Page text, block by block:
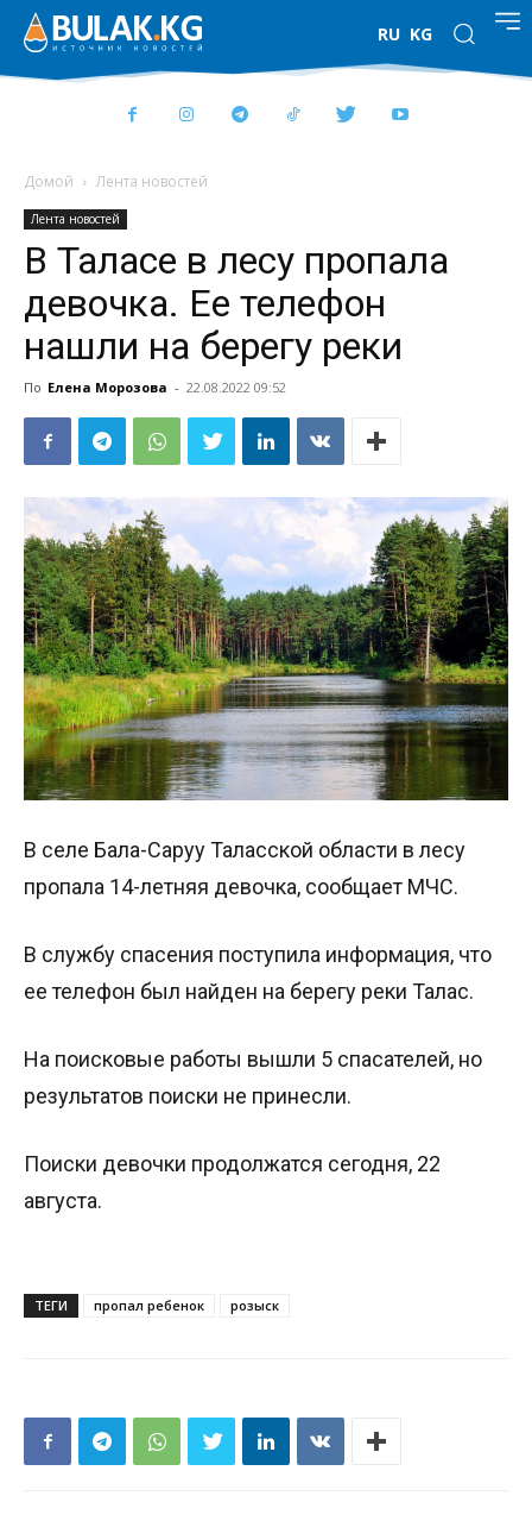
RU KG
Домой Лента новостей
Лента новостей
В Таласе в лесу пропала
девочка. Ее телефон
нашли на берегу реки
По Елена Морозова - 22.08.2022 09:52
В селе Бала-Саруу Таласской области в лесу
пропала 14-летняя девочка, сообщает МЧС.
В службу спасения поступила информация, что
ее телефон был найден на берегу реки Талас.
На поисковые работы вышли 5 спасателей, но
результатов поиски не принесли.
Поиски девочки продолжатся сегодня, 22
августа.
ТЕГИ пропал ребенок розыск